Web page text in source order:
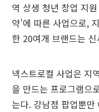
역 상생 청년 창업 지
약'에 따른 사업으로,
한 20여개 브랜드는
넥스트로컬 사업은 지
을 만드는 프로그램으
는다. 강남점 팝업뿐만